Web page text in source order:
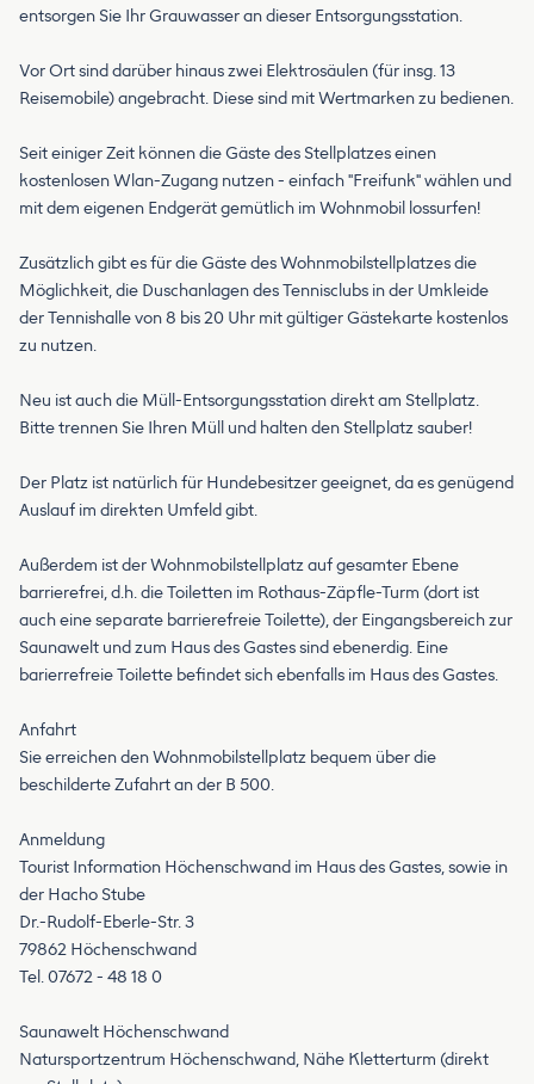
entsorgen Sie Ihr Grauwasser an dieser Entsorgungsstation.
Vor Ort sind darüber hinaus zwei Elektrosäulen (für insg. 13
Reisemobile) angebracht. Diese sind mit Wertmarken zu bedienen.
Seit einiger Zeit können die Gäste des Stellplatzes einen
kostenlosen Wlan-Zugang nutzen - einfach "Freifunk" wählen und
mit dem eigenen Endgerät gemütlich im Wohnmobil lossurfen!
Zusätzlich gibt es für die Gäste des Wohnmobilstellplatzes die
Möglichkeit, die Duschanlagen des Tennisclubs in der Umkleide
der Tennishalle von 8 bis 20 Uhr mit gültiger Gästekarte kostenlos
zu nutzen.
Neu ist auch die Müll-Entsorgungsstation direkt am Stellplatz.
Bitte trennen Sie Ihren Müll und halten den Stellplatz sauber!
Der Platz ist natürlich für Hundebesitzer geeignet, da es genügend
Auslauf im direkten Umfeld gibt.
Außerdem ist der Wohnmobilstellplatz auf gesamter Ebene
barrierefrei, d.h. die Toiletten im Rothaus-Zäpfle-Turm (dort ist
auch eine separate barrierefreie Toilette), der Eingangsbereich zur
Saunawelt und zum Haus des Gastes sind ebenerdig. Eine
barierrefreie Toilette befindet sich ebenfalls im Haus des Gastes.
Anfahrt
Sie erreichen den Wohnmobilstellplatz bequem über die
beschilderte Zufahrt an der B 500.
Anmeldung
Tourist Information Höchenschwand im Haus des Gastes, sowie in
der Hacho Stube
Dr.-Rudolf-Eberle-Str. 3
79862 Höchenschwand
Tel. 07672 - 48 18 0
Saunawelt Höchenschwand
Natursportzentrum Höchenschwand, Nähe Kletterturm (direkt